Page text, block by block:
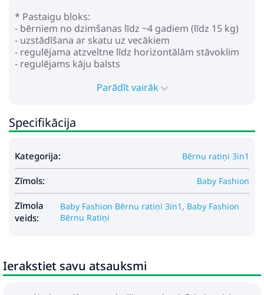
* Pastaigu bloks:
- bērniem no dzimšanas līdz ~4 gadiem (līdz 15 kg)
- uzstādīšana ar skatu uz vecākiem
- regulējama atzveltne līdz horizontālām stāvoklim
- regulējams kāju balsts
- regulējama 5 punktu drošības josta ar mīkstiem
- riteņi: piepūšami
- amortizācija uz visiem riteņiem
- iepirkumu grozs
* Autosēdeklis:
- paredzēts bērniem no 0 līdz 13 kg
- modrošina drošību un komfortu
- šūpuļa funkcija
- jumtiņš nostiprinā ar klipšiem
- regulējamas drošības jostas
Parādīt vairāk
Specifikācija
Kategorija: Bērnu ratiņi 3in1
Zīmols: Baby Fashion
Zīmola
veids:
Baby Fashion Bērnu ratiņi 3in1 , Baby Fashion
Bērnu Ratiņi
Ierakstiet savu atsauksmi